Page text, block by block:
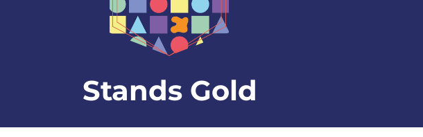
Stands Gold